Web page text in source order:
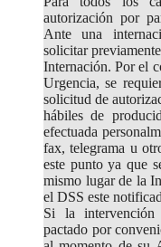
autorización por
Ante una
solicitar
Internación. Por el
Urgencia, se
solicitud de
hábiles de
efectuada
fax, telegrama u
este punto ya que
mismo lugar de la
el DSS este
Si la
pactado por